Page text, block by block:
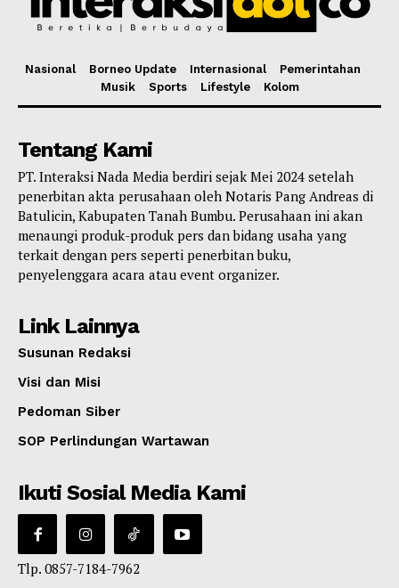
Nasional Borneo Update Internasional
Pemerintahan
Musik
Sports Lifestyle Kolom
Tentang Kami
PT. Interaksi Nada Media berdiri sejak Mei 2024 setelah
penerbitan akta perusahaan oleh Notaris Pang Andreas di
Batulicin, Kabupaten Tanah Bumbu. Perusahaan ini akan
menaungi produk-produk pers dan bidang usaha yang
terkait dengan pers seperti penerbitan buku,
penyelenggara acara atau event organizer.
Link Lainnya
Susunan Redaksi
Visi dan Misi
Pedoman Siber
SOP Perlindungan Wartawan
Ikuti Sosial Media Kami
Tlp. 0857-7184-7962